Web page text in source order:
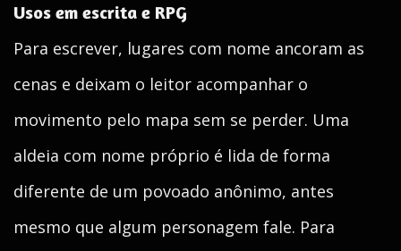
Usos em escrita e RPG
Para escrever, lugares com nome ancoram as
cenas e deixam o leitor acompanhar o
movimento pelo mapa sem se perder. Uma
aldeia com nome próprio é lida de forma
diferente de um povoado anônimo, antes
mesmo que algum personagem fale. Para